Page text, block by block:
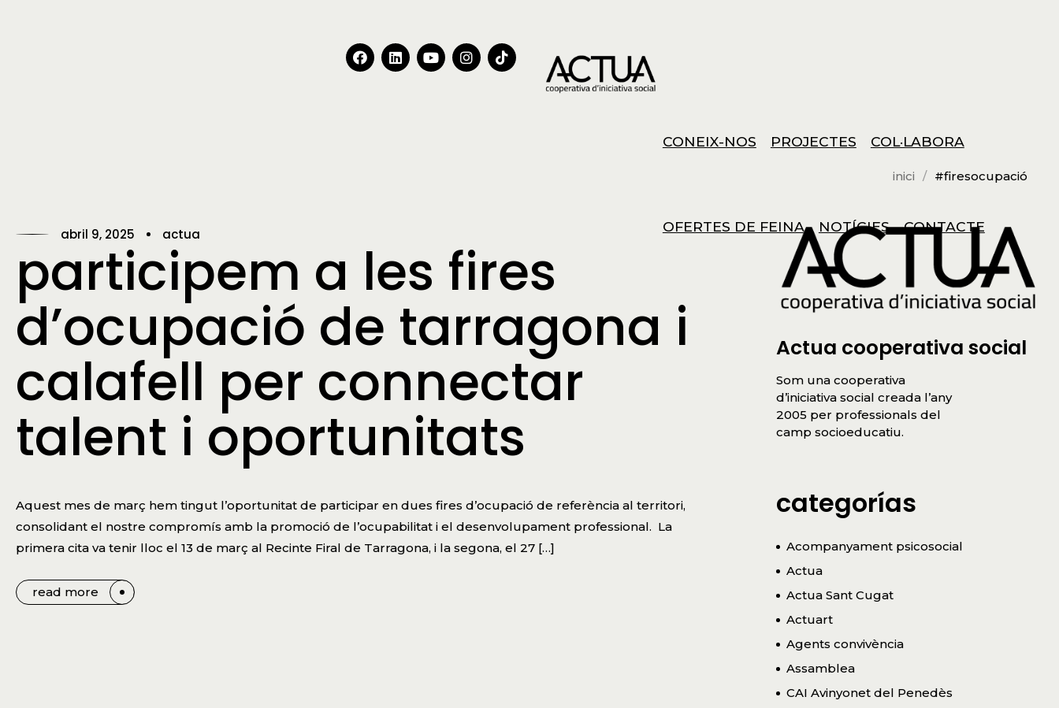
CONEIX-NOS PROJECTES COL·LABORA
OFERTES DE FEINA NOTÍCIES CONTACTE
inici #firesocupació
abril 9, 2025 actua
participem a les fires
d’ocupació de tarragona i
calafell per connectar
talent i oportunitats
Aquest mes de març hem tingut l’oportunitat de participar en dues fires d’ocupació de referència al territori,
consolidant el nostre compromís amb la promoció de l’ocupabilitat i el desenvolupament professional. La
primera cita va tenir lloc el 13 de març al Recinte Firal de Tarragona, i la segona, el 27 […]
read more
Actua cooperativa social
Som una cooperativa
d’iniciativa social creada l’any
2005 per professionals del
camp socioeducatiu.
categorías
Acompanyament psicosocial
Actua
Actua Sant Cugat
Actuart
Agents convivència
Assamblea
CAI Avinyonet del Penedès